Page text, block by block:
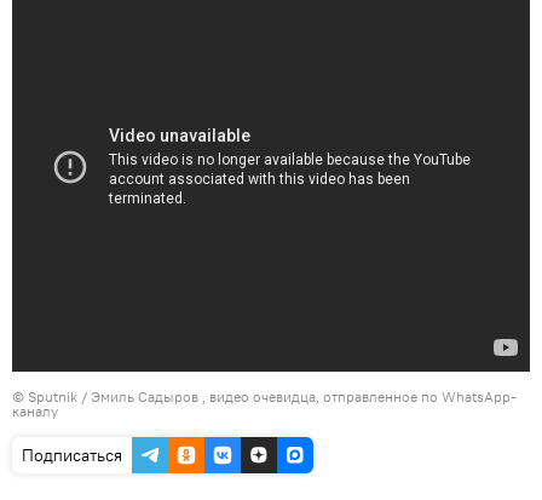
© Sputnik / Эмиль Садыров , видео очевидца, отправленное по WhatsApp-
каналу
Подписаться